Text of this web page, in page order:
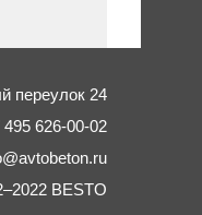
переулок 24
495 626-00-02
BESTO